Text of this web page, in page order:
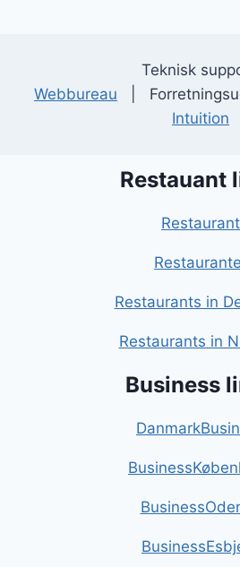
Teknisk
Webbureau |
Intuition
Restauant
Restaurant
Restaurants in
Restaurants in
Business